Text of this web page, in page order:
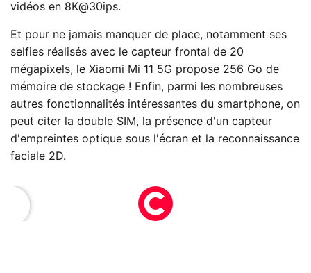
vidéos en 8K@30ips.
Et pour ne jamais manquer de place, notamment ses
selfies réalisés avec le capteur frontal de 20
mégapixels, le Xiaomi Mi 11 5G propose 256 Go de
mémoire de stockage ! Enfin, parmi les nombreuses
autres fonctionnalités intéressantes du smartphone, on
peut citer la double SIM, la présence d'un capteur
d'empreintes optique sous l'écran et la reconnaissance
faciale 2D.